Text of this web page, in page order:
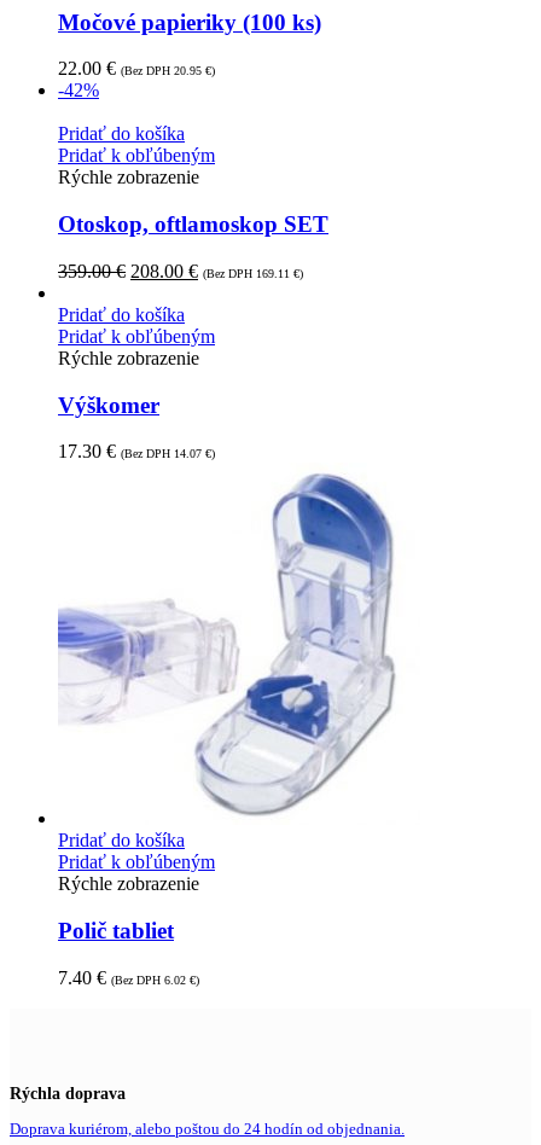
Močové papieriky (100 ks)
22.00 € (Bez DPH 20.95 €)
-42%
Pridať do košíka
Pridať k obľúbeným
Rýchle zobrazenie
Otoskop, oftlamoskop SET
359.00€ 208.00 € (Bez DPH 169.11 €)
Pridať do košíka
Pridať k obľúbeným
Rýchle zobrazenie
Výškomer
17.30 € (Bez DPH 14.07 €)
Pridať do košíka
Pridať k obľúbeným
Rýchle zobrazenie
Polič tabliet
7.40 € (Bez DPH 6.02 €)
Rýchla doprava
Doprava kuriérom, alebo poštou do 24 hodín od objednania.